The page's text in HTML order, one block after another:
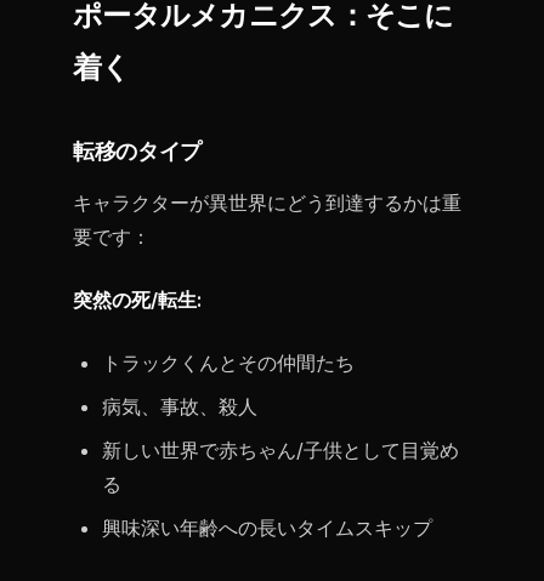
ポータルメカニクス：そこに
着く
転移のタイプ
キャラクターが異世界にどう到達するかは重
要です：
突然の死/転生:
トラックくんとその仲間たち
病気、事故、殺人
新しい世界で赤ちゃん/子供として目覚め
る
興味深い年齢への長いタイムスキップ